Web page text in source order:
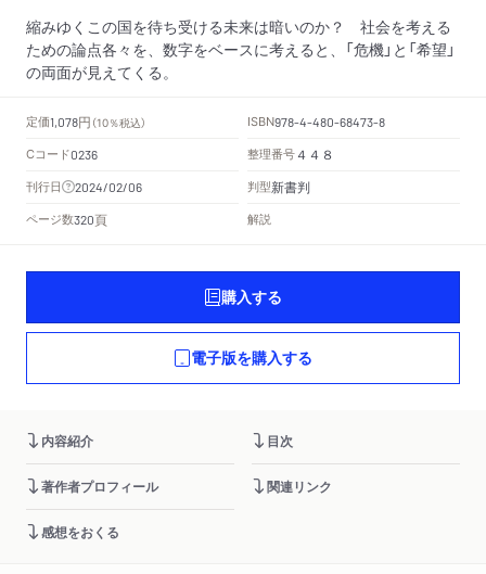
縮みゆくこの国を待ち受ける未来は暗いのか？ 社会を考える
ための論点各々を、数字をベースに考えると、「危機」と「希望」
の両面が見えてくる。
定価1,078円 （10％税込） ISBN978-4-480-68473-8
Cコード0236 整理番号４４８
刊行日 2024/02/06 判型新書判
ページ数320頁 解説
購入する
電子版を購入する
内容紹介 目次
著作者プロフィール 関連リンク
感想をおくる